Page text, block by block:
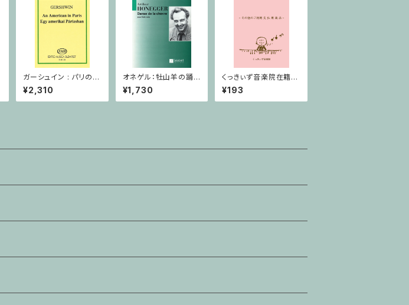
ガーシュイン : パリのア
メリカ人 / ミニチュアス
コア
¥2,310
オネゲル：牡山羊の踊
り/フルート
¥1,730
くっきぃず音楽院在籍
者 その他のご利用支
払用商品 ５せんノート
¥193